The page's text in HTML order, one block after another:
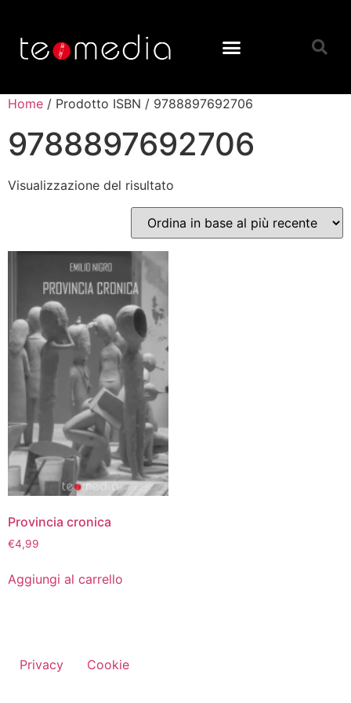
Home / Prodotto ISBN / 9788897692706
9788897692706
Visualizzazione del risultato
Provincia cronica
€4,99
Aggiungi al carrello
Privacy Cookie